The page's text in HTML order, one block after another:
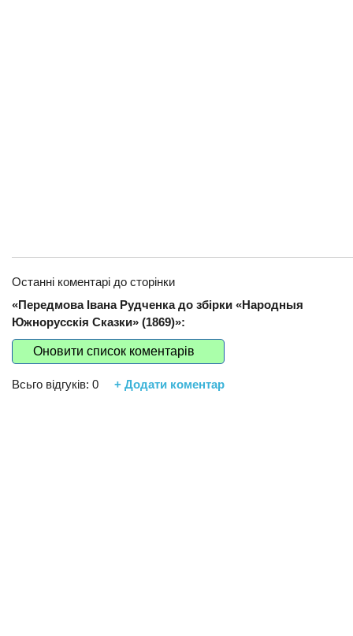
Останні коментарі до сторінки
«Передмова Івана Рудченка до збірки «Народныя
Южнорусскія Сказки» (1869)»:
Оновити список коментарів
Всьго відгуків: 0 + Додати коментар